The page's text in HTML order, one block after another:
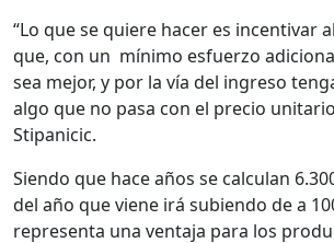
“Lo que se quiere hacer es incentivar
que, con un mínimo esfuerzo
sea mejor, y por la vía del ingreso
algo que no pasa con el precio
Stipanicic.
Siendo que hace años se calculan
del año que viene irá subiendo de a
representa una ventaja para los